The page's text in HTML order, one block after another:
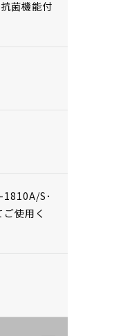
菌機能付
S･
使用く